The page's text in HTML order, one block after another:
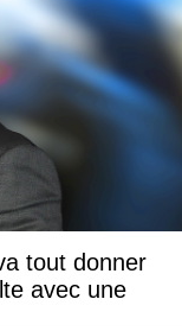
tout donner
avec une